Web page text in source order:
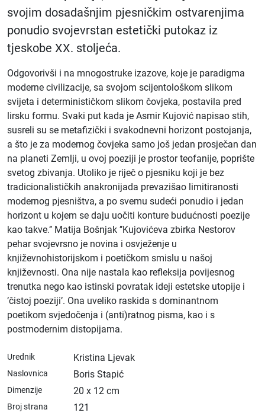
svojim dosadašnjim pjesničkim ostvarenjima
ponudio svojevrstan estetički putokaz iz
tjeskobe XX. stoljeća.
Odgovorivši i na mnogostruke izazove, koje je paradigma
moderne civilizacije, sa svojom scijentološkom slikom
svijeta i determinističkom slikom čovjeka, postavila pred
lirsku formu. Svaki put kada je Asmir Kujović napisao stih,
susreli su se metafizički i svakodnevni horizont postojanja,
a što je za modernog čovjeka samo još jedan prosječan dan
na planeti Zemlji, u ovoj poeziji je prostor teofanije, poprište
svetog zbivanja. Utoliko je riječ o pjesniku koji je bez
tradicionalističkih anakronijada prevazišao limitiranosti
modernog pjesništva, a po svemu sudeći ponudio i jedan
horizont u kojem se daju uočiti konture budućnosti poezije
kao takve.’’ Matija Bošnjak ’’Kujovićeva zbirka Nestorov
pehar svojevrsno je novina i osvježenje u
književnohistorijskom i poetičkom smislu u našoj
književnosti. Ona nije nastala kao refleksija povijesnog
trenutka nego kao istinski povratak ideji estetske utopije i
’čistoj poeziji’. Ona uveliko raskida s dominantnom
poetikom svjedočenja i (anti)ratnog pisma, kao i s
postmodernim distopijama.
Urednik Kristina Ljevak
Naslovnica Boris Stapić
Dimenzije 20 x 12 cm
Broj strana 121